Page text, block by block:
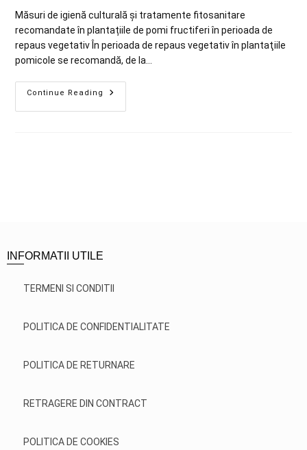
Măsuri de igienă culturală și tratamente fitosanitare
recomandate în plantațiile de pomi fructiferi în perioada de
repaus vegetativ În perioada de repaus vegetativ în plantaţiile
pomicole se recomandă, de la…
Continue Reading
INFORMATII UTILE
TERMENI SI CONDITII
POLITICA DE CONFIDENTIALITATE
POLITICA DE RETURNARE
RETRAGERE DIN CONTRACT
POLITICA DE COOKIES